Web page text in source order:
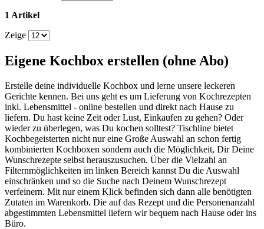
1 Artikel
Zeige
Eigene Kochbox erstellen (ohne Abo)
Erstelle deine individuelle Kochbox und lerne unsere leckeren
Gerichte kennen. Bei uns geht es um Lieferung von Kochrezepten
inkl. Lebensmittel - online bestellen und direkt nach Hause zu
liefern. Du hast keine Zeit oder Lust, Einkaufen zu gehen? Oder
wieder zu überlegen, was Du kochen solltest? Tischline bietet
Kochbegeisterten nicht nur eine Große Auswahl an schon fertig
kombinierten Kochboxen sondern auch die Möglichkeit, Dir Deine
Wunschrezepte selbst herauszusuchen. Über die Vielzahl an
Filternmöglichkeiten im linken Bereich kannst Du die Auswahl
einschränken und so die Suche nach Deinem Wunschrezept
verfeinern. Mit nur einem Klick befinden sich dann alle benötigten
Zutaten im Warenkorb. Die auf das Rezept und die Personenanzahl
abgestimmten Lebensmittel liefern wir bequem nach Hause oder ins
Büro.